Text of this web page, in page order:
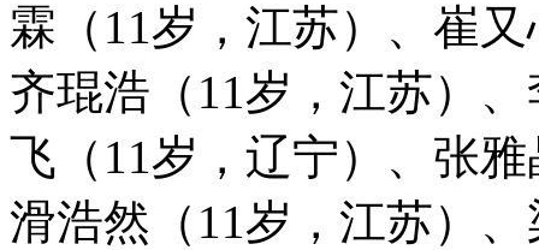
霖（11岁，江苏）、崔
齐琨浩（11岁，江苏）
飞（11岁，辽宁）、张
滑浩然（11岁，江苏）